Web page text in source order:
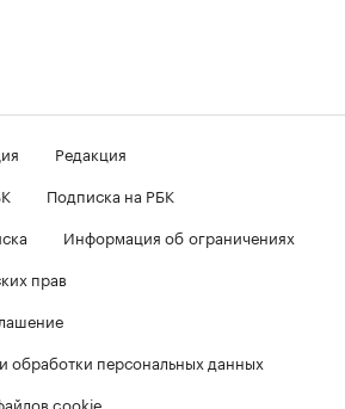
Редакция
Подписка на РБК
Информация об ограничениях
прав
обработки персональных данных
cookie